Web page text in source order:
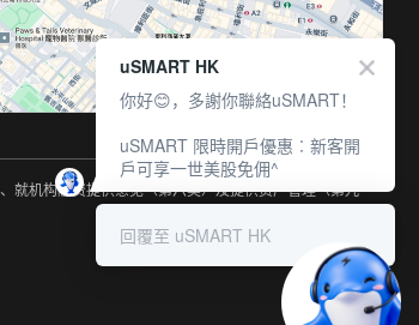
就机构融资提供意见（第六类）及提供资产管理（第九
uSMART HK
你好😊，多謝你聯絡uSMART！
uSMART 限時開戶優惠︰新客開
戶可享一世美股免佣^
回覆至 uSMART HK